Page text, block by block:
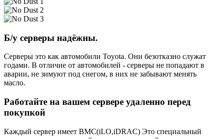
Б/у серверы надёжны.
Серверы это как автомобили Toyota. Они безотказно служат
годами. В отличие от автомобилей - серверы не попадают в
аварии, не зимуют под снегом, в них не забывают менять
масло.
Работайте на вашем сервере удаленно перед
покупкой
Каждый сервер имеет BMC(iLO,iDRAC) Это специальный